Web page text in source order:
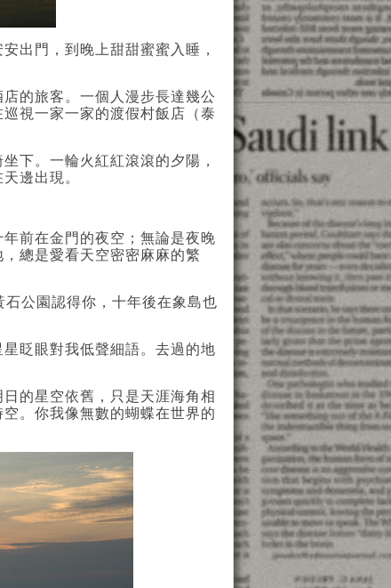
出門，到晚上甜甜蜜蜜入睡，
的旅客。一個人漫步長達幾公
視一家一家的渡假村飯店（泰
下。一輪火紅紅滾滾的夕陽，
邊出現。
前在金門的夜空； 無論是夜晚
總是愛看天空密密麻麻的繁
公園認得你，十年後在象島也
眨眼對我低聲細語。去過的地
的星空依舊，只是天涯海角相
。你我像無數的蝴蝶在世界的